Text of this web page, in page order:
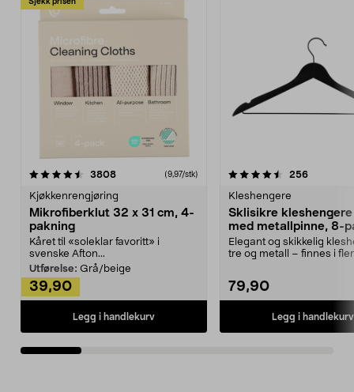
Sjekk prisen
3808anmeldelser(9,97/stk)
Kjøkkenrengjøring
Mikrofiberklut 32 x 31 cm, 4-
pakning
Kåret til «soleklar favoritt» i
svenske Afton...
Utførelse: Grå/beige
39,90
Legg i handlekurv
4.5av 5 stjerner 256
Kleshengere
Sklisikre
med metallpinne, 8-
Elegant og skikkelig
tre og metall – finnes i
79,90
Legg i handlekurv
4.5av 5 stjerner